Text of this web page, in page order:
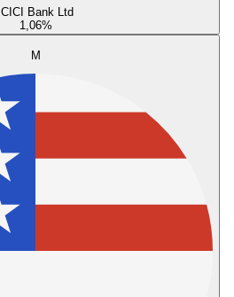
ICICI Bank Ltd
1,06%
M